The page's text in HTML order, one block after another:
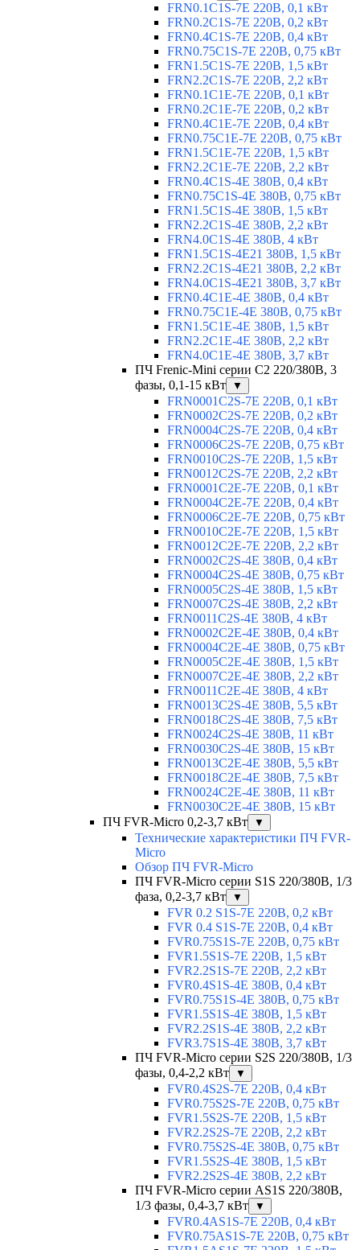
FRN0.1C1S-7E 220В, 0,1 кВт
FRN0.2C1S-7E 220В, 0,2 кВт
FRN0.4C1S-7E 220В, 0,4 кВт
FRN0.75C1S-7E 220В, 0,75 кВт
FRN1.5C1S-7E 220В, 1,5 кВт
FRN2.2C1S-7E 220В, 2,2 кВт
FRN0.1C1E-7E 220В, 0,1 кВт
FRN0.2C1E-7E 220В, 0,2 кВт
FRN0.4C1E-7E 220В, 0,4 кВт
FRN0.75C1E-7E 220В, 0,75 кВт
FRN1.5C1E-7E 220В, 1,5 кВт
FRN2.2C1E-7E 220В, 2,2 кВт
FRN0.4C1S-4E 380В, 0,4 кВт
FRN0.75C1S-4E 380В, 0,75 кВт
FRN1.5C1S-4E 380В, 1,5 кВт
FRN2.2C1S-4E 380В, 2,2 кВт
FRN4.0C1S-4E 380В, 4 кВт
FRN1.5C1S-4E21 380В, 1,5 кВт
FRN2.2C1S-4E21 380В, 2,2 кВт
FRN4.0C1S-4E21 380В, 3,7 кВт
FRN0.4C1E-4E 380В, 0,4 кВт
FRN0.75C1E-4E 380В, 0,75 кВт
FRN1.5C1E-4E 380В, 1,5 кВт
FRN2.2C1E-4E 380В, 2,2 кВт
FRN4.0C1E-4E 380В, 3,7 кВт
ПЧ Frenic-Mini серии С2 220/380В, 3
фазы, 0,1-15 кВт
▼
FRN0001C2S-7E 220В, 0,1 кВт
FRN0002C2S-7E 220В, 0,2 кВт
FRN0004C2S-7E 220В, 0,4 кВт
FRN0006C2S-7E 220В, 0,75 кВт
FRN0010C2S-7E 220В, 1,5 кВт
FRN0012C2S-7E 220В, 2,2 кВт
FRN0001C2E-7E 220В, 0,1 кВт
FRN0004C2E-7E 220В, 0,4 кВт
FRN0006C2E-7E 220В, 0,75 кВт
FRN0010C2E-7E 220В, 1,5 кВт
FRN0012C2E-7E 220В, 2,2 кВт
FRN0002C2S-4E 380В, 0,4 кВт
FRN0004C2S-4E 380В, 0,75 кВт
FRN0005C2S-4E 380В, 1,5 кВт
FRN0007C2S-4E 380В, 2,2 кВт
FRN0011C2S-4E 380В, 4 кВт
FRN0002C2E-4E 380В, 0,4 кВт
FRN0004C2E-4E 380В, 0,75 кВт
FRN0005C2E-4E 380В, 1,5 кВт
FRN0007C2E-4E 380В, 2,2 кВт
FRN0011C2E-4E 380В, 4 кВт
FRN0013C2S-4E 380В, 5,5 кВт
FRN0018C2S-4E 380В, 7,5 кВт
FRN0024C2S-4E 380В, 11 кВт
FRN0030C2S-4E 380В, 15 кВт
FRN0013C2E-4E 380В, 5,5 кВт
FRN0018C2E-4E 380В, 7,5 кВт
FRN0024C2E-4E 380В, 11 кВт
FRN0030C2E-4E 380В, 15 кВт
ПЧ FVR-Micro 0,2-3,7 кВт
▼
Технические характеристики ПЧ FVR-
Micro
Обзор ПЧ FVR-Micro
ПЧ FVR-Micro серии S1S 220/380В, 1/3
фаза, 0,2-3,7 кВт
▼
FVR 0.2 S1S-7E 220В, 0,2 кВт
FVR 0.4 S1S-7E 220В, 0,4 кВт
FVR0.75S1S-7E 220В, 0,75 кВт
FVR1.5S1S-7E 220В, 1,5 кВт
FVR2.2S1S-7E 220В, 2,2 кВт
FVR0.4S1S-4E 380В, 0,4 кВт
FVR0.75S1S-4E 380В, 0,75 кВт
FVR1.5S1S-4E 380В, 1,5 кВт
FVR2.2S1S-4E 380В, 2,2 кВт
FVR3.7S1S-4E 380В, 3,7 кВт
ПЧ FVR-Micro серии S2S 220/380В, 1/3
фазы, 0,4-2,2 кВт
▼
FVR0.4S2S-7E 220В, 0,4 кВт
FVR0.75S2S-7E 220В, 0,75 кВт
FVR1.5S2S-7E 220В, 1,5 кВт
FVR2.2S2S-7E 220В, 2,2 кВт
FVR0.75S2S-4E 380В, 0,75 кВт
FVR1.5S2S-4E 380В, 1,5 кВт
FVR2.2S2S-4E 380В, 2,2 кВт
ПЧ FVR-Micro серии AS1S 220/380В,
1/3 фазы, 0,4-3,7 кВт
▼
FVR0.4AS1S-7E 220В, 0,4 кВт
FVR0.75AS1S-7E 220В, 0,75 кВт